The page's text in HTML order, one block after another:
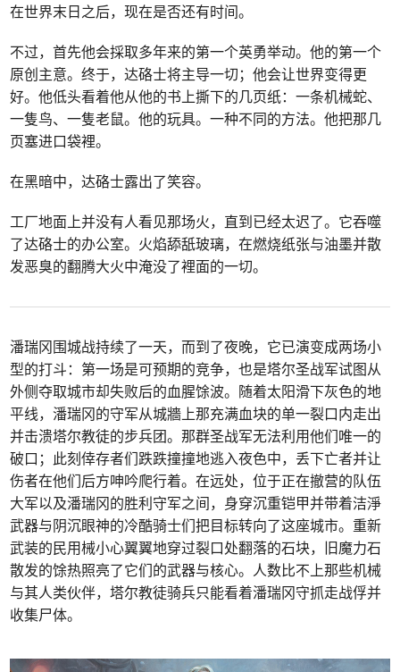
在世界末日之后，现在是否还有时间。
不过，首先他会採取多年来的第一个英勇举动。他的第一个
原创主意。终于，达硌士将主导一切；他会让世界变得更
好。他低头看着他从他的书上撕下的几页纸：一条机械蛇、
一隻鸟、一隻老鼠。他的玩具。一种不同的方法。他把那几
页塞进口袋裡。
在黑暗中，达硌士露出了笑容。
工厂地面上并没有人看见那场火，直到已经太迟了。它吞噬
了达硌士的办公室。火焰舔舐玻璃，在燃烧纸张与油墨并散
发恶臭的翻腾大火中淹没了裡面的一切。
潘瑞冈围城战持续了一天，而到了夜晚，它已演变成两场小
型的打斗：第一场是可预期的竞争，也是塔尔圣战军试图从
外侧夺取城市却失败后的血腥馀波。随着太阳滑下灰色的地
平线，潘瑞冈的守军从城牆上那充满血块的单一裂口内走出
并击溃塔尔教徒的步兵团。那群圣战军无法利用他们唯一的
破口；此刻倖存者们跌跌撞撞地逃入夜色中，丢下亡者并让
伤者在他们后方呻吟爬行着。在远处，位于正在撤营的队伍
大军以及潘瑞冈的胜利守军之间，身穿沉重铠甲并带着洁淨
武器与阴沉眼神的冷酷骑士们把目标转向了这座城市。重新
武装的民用械小心翼翼地穿过裂口处翻落的石块，旧魔力石
散发的馀热照亮了它们的武器与核心。人数比不上那些机械
与其人类伙伴，塔尔教徒骑兵只能看着潘瑞冈守抓走战俘并
收集尸体。